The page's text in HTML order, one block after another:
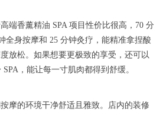
香薰精油 SPA 项目性价比很高，70 分
全身按摩和 25 分钟灸疗，能精准拿捏酸
放松。如果想要更极致的享受，还可以
，能让每一寸肌肉都得到舒缓。
的环境干净舒适且雅致。店内的装修